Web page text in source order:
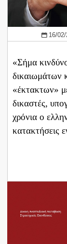
16/
«Σήμα
δικαιωμάτων
«έκτακτων»
δικαστές,
χρόνια ο
κατακτήσεις